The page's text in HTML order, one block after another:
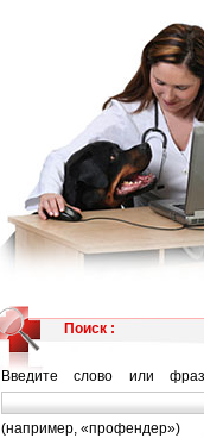
Поиск :
Введите слово или
(например, «профендер»)